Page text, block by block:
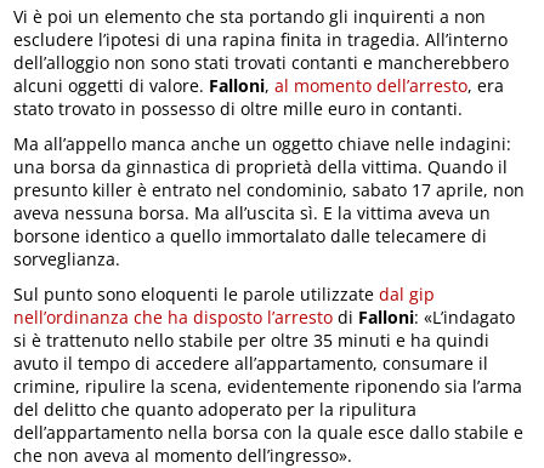
Vi è poi un elemento che sta portando gli inquirenti a non
escludere l’ipotesi di una rapina finita in tragedia. All’interno
dell’alloggio non sono stati trovati contanti e mancherebbero
alcuni oggetti di valore. Falloni,al momento dell’arresto, era
stato trovato in possesso di oltre mille euro in contanti.
Ma all’appello manca anche un oggetto chiave nelle indagini:
una borsa da ginnastica di proprietà della vittima. Quando il
presunto killer è entrato nel condominio, sabato 17 aprile, non
aveva nessuna borsa. Ma all’uscita sì. E la vittima aveva un
borsone identico a quello immortalato dalle telecamere di
sorveglianza.
Sul punto sono eloquenti le parole utilizzatedal gip
nell’ordinanza che ha disposto l’arresto di Falloni: «L’indagato
si è trattenuto nello stabile per oltre 35 minuti e ha quindi
avuto il tempo di accedere all’appartamento, consumare il
crimine, ripulire la scena, evidentemente riponendo sia l’arma
del delitto che quanto adoperato per la ripulitura
dell’appartamento nella borsa con la quale esce dallo stabile e
che non aveva al momento dell’ingresso».